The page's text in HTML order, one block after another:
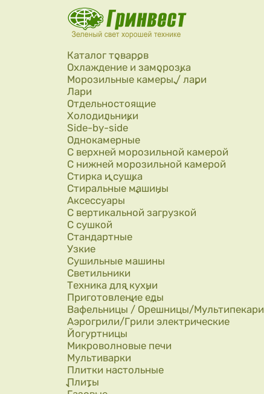
Перейти к основному содержанию
Каталог товаров
Охлаждение и заморозка
Морозильные камеры / лари
Лари
Отдельностоящие
Холодильники
Side-by-side
Однокамерные
С верхней морозильной камерой
С нижней морозильной камерой
Стирка и сушка
Стиральные машины
Аксессуары
С вертикальной загрузкой
С сушкой
Стандартные
Узкие
Сушильные машины
Светильники
Техника для кухни
Приготовление еды
Вафельницы / Орешницы/Мультипекари
Аэрогрили/Грили электрические
Йогуртницы
Микроволновые печи
Мультиварки
Плитки настольные
Плиты